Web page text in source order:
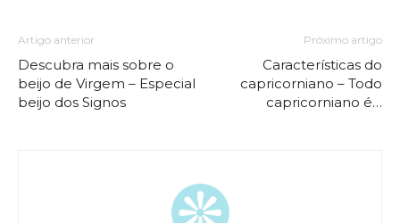
Artigo anterior
Descubra mais sobre o
beijo de Virgem – Especial
beijo dos Signos
Próximo artigo
Características do
capricorniano – Todo
capricorniano é…